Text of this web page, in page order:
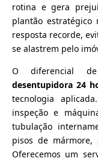
rotina e gera
plantão
resposta recorde,
se alastrem pelo
O diferencial
desentupidora 24
tecnologia
inspeção e
tubulação
pisos de mármore,
Oferecemos um